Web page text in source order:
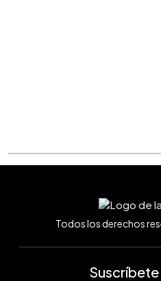
Todos los derechos
Suscríbete